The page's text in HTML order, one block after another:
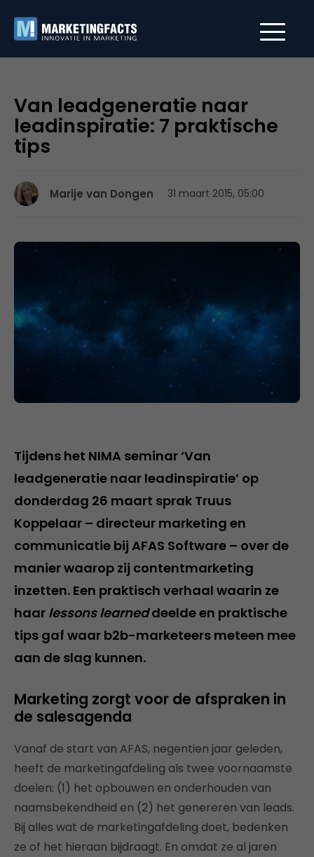
Van leadgeneratie naar
leadinspiratie: 7 praktische
tips
Marije van Dongen 31 maart 2015, 05:00
Tijdens het NIMA seminar ‘Van
leadgeneratie naar leadinspiratie’ op
donderdag 26 maart sprak Truus
Koppelaar – directeur marketing en
communicatie bij AFAS Software – over de
manier waarop zij contentmarketing
inzetten. Een praktisch verhaal waarin ze
haar lessons learneddeelde en praktische
tips gaf waar b2b-marketeers meteen mee
aan de slag kunnen.
Marketing zorgt voor de afspraken in
de salesagenda
Vanaf de start van AFAS, negentien jaar geleden,
heeft de marketingafdeling als twee voornaamste
doelen: (1) het opbouwen en onderhouden van
naamsbekendheid en (2) het genereren van leads.
Bij alles wat de marketingafdeling doet, bedenken
ze of het hieraan bijdraagt. En omdat ze al jaren